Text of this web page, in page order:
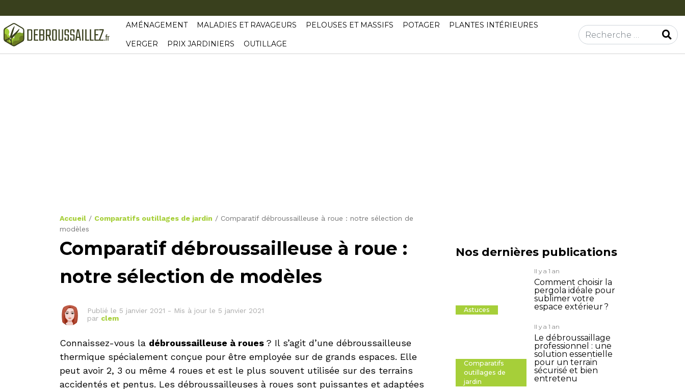
AMÉNAGEMENT MALADIES ET RAVAGEURS PELOUSES ET MASSIFS POTAGER PLANTES INTÉRIEURES
VERGER PRIX JARDINIERS OUTILLAGE
Rechercher
Accueil / Comparatifs outillages de jardin / Comparatif débroussailleuse à roue : notre sélection de
modèles
Comparatif débroussailleuse à roue :
notre sélection de modèles
Publié le 5 janvier 2021 - Mis à jour le 5 janvier 2021
par clem
Connaissez-vous la débroussailleuse à roues ? Il s’agit d’une débroussailleuse
thermique spécialement conçue pour être employée sur de grands espaces. Elle
peut avoir 2, 3 ou même 4 roues et est le plus souvent utilisée sur des terrains
accidentés et pentus. Les débroussailleuses à roues sont puissantes et adaptées
Nos dernières publications
Astuces
Il y a 1 an
Comment choisir la
pergola idéale pour
sublimer votre
espace extérieur ?
Comparatifs
outillages de
jardin
Il y a 1 an
Le débroussaillage
professionnel : une
solution essentielle
pour un terrain
sécurisé et bien
entretenu